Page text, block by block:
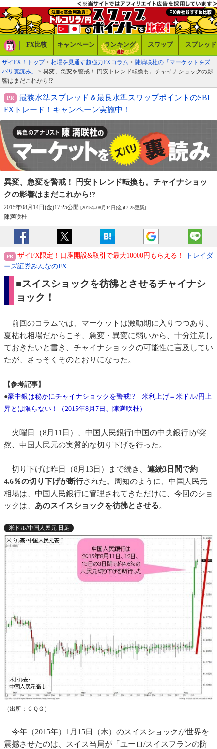
FX比較 キャンペーン ランキング スワップ スプレッド
ザイFX！トップ> 相場を見通す超強力FXコラム > 陳満咲杜の「マーケットをズ
バリ裏読み」
> 異変、急変を警戒！ 円安トレンド転換も。チャイナショックの影
響はまだこれから!?
最狭水準スプレッド＆最良水準スワップポイントのSBI
FXトレード！キャンペーン実施中！
異変、急変を警戒！ 円安トレンド転換も。 チャイナショッ
クの影響はまだこれから!?
2015年08月14日(金)17:25公開 [2015年08月14日(金)17:25更新]
陳満咲杜
ザイFX限定！口座開設&取引で最大10000円もらえる！
トレイダ
ーズ証券みんなのFX
■スイスショックを彷彿とさせるチャイナシ
ョック！
前回のコラムでは、マーケットは激動期に入りつつあり、
夏枯れ相場だからこそ、急変・異変に弱いから、十分注意し
ておきたいと書き、チャイナショックの可能性に言及してい
たが、さっそくそのとおりになった。
【参考記事】
●豪中銀は秘かにチャイナショックを警戒!? 米利上げ＝米ドル/円上
昇とは限らない！（2015年8月7日、陳満咲杜）
火曜日（8月11日）、中国人民銀行[中国の中央銀行]が突
然、中国人民元の実質的な切り下げを行った。
切り下げは昨日（8月13日）まで続き、 連続3日間で約
4.6％の切り下げが断行された。周知のように、中国人民元
相場は、中国人民銀行に管理されてきただけに、今回のショ
ックは、 あのスイスショックを彷彿とさせる。
米ドル/中国人民元 日足
（出所：ＣＱＧ）
今年（2015年）1月15日（木）のスイスショックが世界を
震撼させたのは、スイス当局が「ユーロ/スイスフランの防